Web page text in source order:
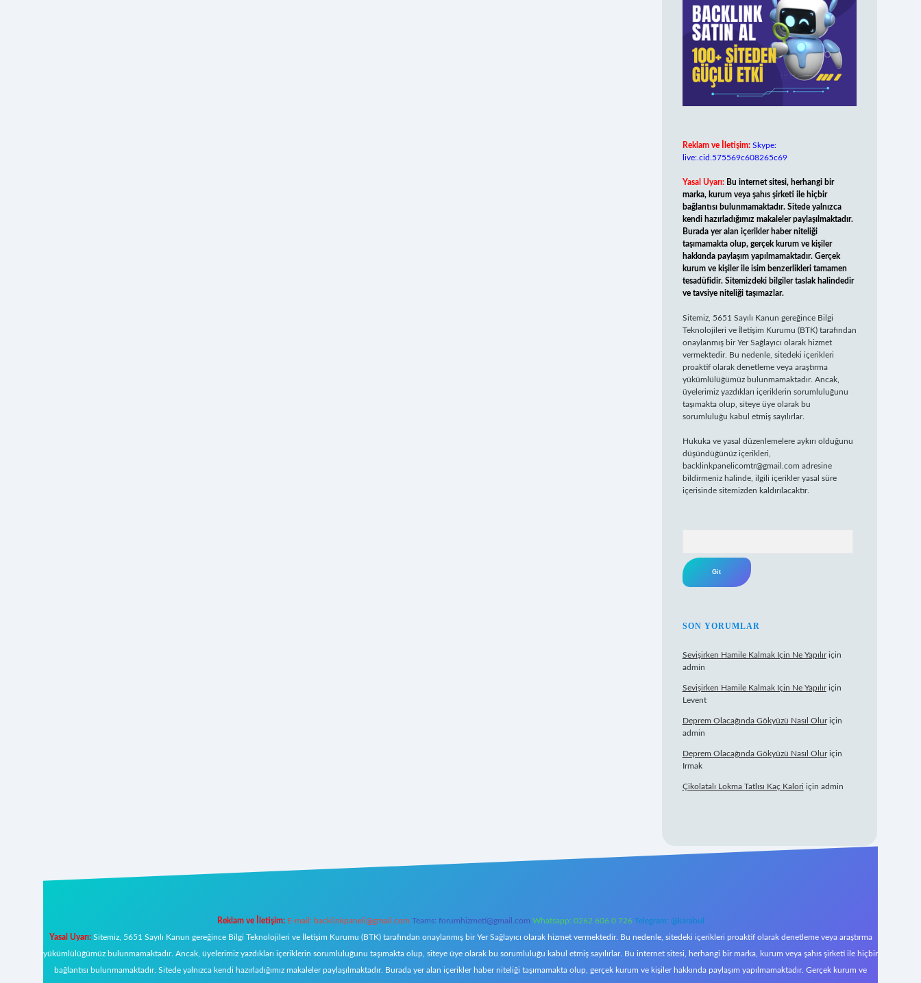
Reklam ve İletişim: Skype:
live:.cid.575569c608265c69
Yasal Uyarı: Bu internet sitesi, herhangi bir
marka, kurum veya şahıs şirketi ile hiçbir
bağlantısı bulunmamaktadır. Sitede yalnızca
kendi hazırladığımız makaleler paylaşılmaktadır.
Burada yer alan içerikler haber niteliği
taşımamakta olup, gerçek kurum ve kişiler
hakkında paylaşım yapılmamaktadır. Gerçek
kurum ve kişiler ile isim benzerlikleri tamamen
tesadüfidir. Sitemizdeki bilgiler taslak halindedir
ve tavsiye niteliği taşımazlar.
Sitemiz, 5651 Sayılı Kanun gereğince Bilgi
Teknolojileri ve İletişim Kurumu (BTK) tarafından
onaylanmış bir Yer Sağlayıcı olarak hizmet
vermektedir. Bu nedenle, sitedeki içerikleri
proaktif olarak denetleme veya araştırma
yükümlülüğümüz bulunmamaktadır. Ancak,
üyelerimiz yazdıkları içeriklerin sorumluluğunu
taşımakta olup, siteye üye olarak bu
sorumluluğu kabul etmiş sayılırlar.
Hukuka ve yasal düzenlemelere aykırı olduğunu
düşündüğünüz içerikleri,
backlinkpanelicomtr@gmail.com adresine
bildirmeniz halinde, ilgili içerikler yasal süre
içerisinde sitemizden kaldırılacaktır.
SON YORUMLAR
Sevişirken Hamile Kalmak Için Ne Yapılıriçin
admin
Sevişirken Hamile Kalmak Için Ne Yapılıriçin
Levent
Deprem Olacağında Gökyüzü Nasıl Oluriçin
admin
Deprem Olacağında Gökyüzü Nasıl Oluriçin
Irmak
Çikolatalı Lokma Tatlısı Kaç Kalori için admin
Reklam ve İletişim: E-mail: backlinkpaneli@gmail.com Teams: forumhizmeti@gmail.com Whatsapp: 0262 606 0 726 Telegram: @karabul
Yasal Uyarı:Sitemiz, 5651 Sayılı Kanun gereğince Bilgi Teknolojileri ve İletişim Kurumu (BTK) tarafından onaylanmış bir Yer Sağlayıcı olarak hizmet vermektedir. Bu nedenle, sitedeki içerikleri proaktif olarak denetleme veya araştırma
yükümlülüğümüz bulunmamaktadır. Ancak, üyelerimiz yazdıkları içeriklerin sorumluluğunu taşımakta olup, siteye üye olarak bu sorumluluğu kabul etmiş sayılırlar. Bu internet sitesi, herhangi bir marka, kurum veya şahıs şirketi ile hiçbir
bağlantısı bulunmamaktadır. Sitede yalnızca kendi hazırladığımız makaleler paylaşılmaktadır. Burada yer alan içerikler haber niteliği taşımamakta olup, gerçek kurum ve kişiler hakkında paylaşım yapılmamaktadır. Gerçek kurum ve